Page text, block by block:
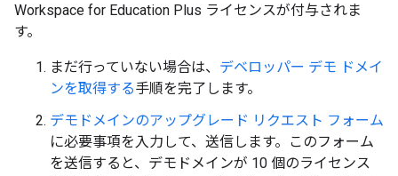
Workspace for Education Plus ライセンスが付与されま
す。
まだ行っていない場合は、 デベロッパー デモ ドメイ
ンを取得する手順を完了します。
デモドメインのアップグレード リクエスト フォーム
に必要事項を入力して、送信します。このフォーム
を送信すると、デモドメインが 10 個のライセンス